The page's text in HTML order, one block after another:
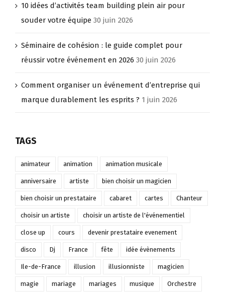
10 idées d’activités team building plein air pour
souder votre équipe 30 juin 2026
Séminaire de cohésion : le guide complet pour
réussir votre événement en 2026 30 juin 2026
Comment organiser un événement d’entreprise qui
marque durablement les esprits ? 1 juin 2026
TAGS
animateur animation animation musicale
anniversaire artiste bien choisir un magicien
bien choisir un prestataire cabaret cartes Chanteur
choisir un artiste choisir un artiste de l'événementiel
close up cours devenir prestataire evenement
disco Dj France fête idée évènements
Ile-de-France illusion illusionniste magicien
magie mariage mariages musique Orchestre